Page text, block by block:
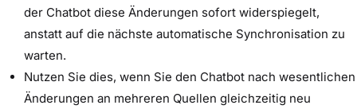
der Chatbot diese Änderungen sofort widerspiegelt,
anstatt auf die nächste automatische Synchronisation zu
warten.
Nutzen Sie dies, wenn Sie den Chatbot nach wesentlichen
Änderungen an mehreren Quellen gleichzeitig neu